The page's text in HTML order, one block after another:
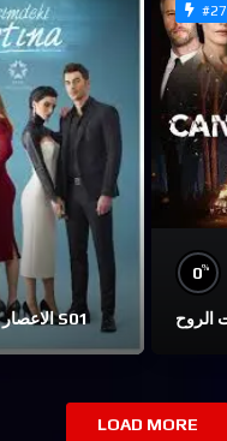
الاعصار الذي بداخلي S01
#27
0%
LOAD MORE